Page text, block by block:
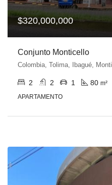
$320,000,000
Conjunto Monticello
2 2 1 80 m²
APARTAMENTO